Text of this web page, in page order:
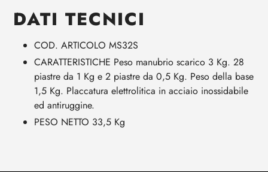
DATI TECNICI
COD. ARTICOLO MS32S
CARATTERISTICHE Peso manubrio scarico 3 Kg. 28
piastre da 1 Kg e 2 piastre da 0,5 Kg. Peso della base
1,5 Kg. Placcatura elettrolitica in acciaio inossidabile
ed antiruggine.
PESO NETTO 33,5 Kg